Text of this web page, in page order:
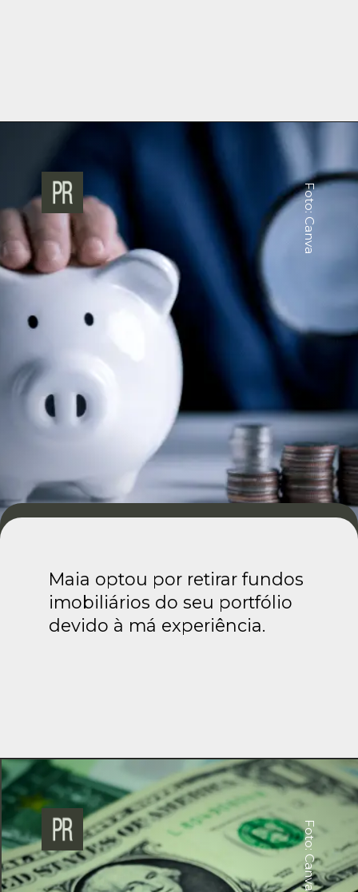
Foto: Canva
Maia optou por retirar fundos
imobiliários do seu portfólio
devido à má experiência.
Foto: Canva